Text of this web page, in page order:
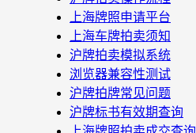
上海牌照申请平台
上海车牌拍卖须知
沪牌拍卖模拟系统
浏览器兼容性测试
沪牌拍牌常见问题
沪牌标书有效期查询